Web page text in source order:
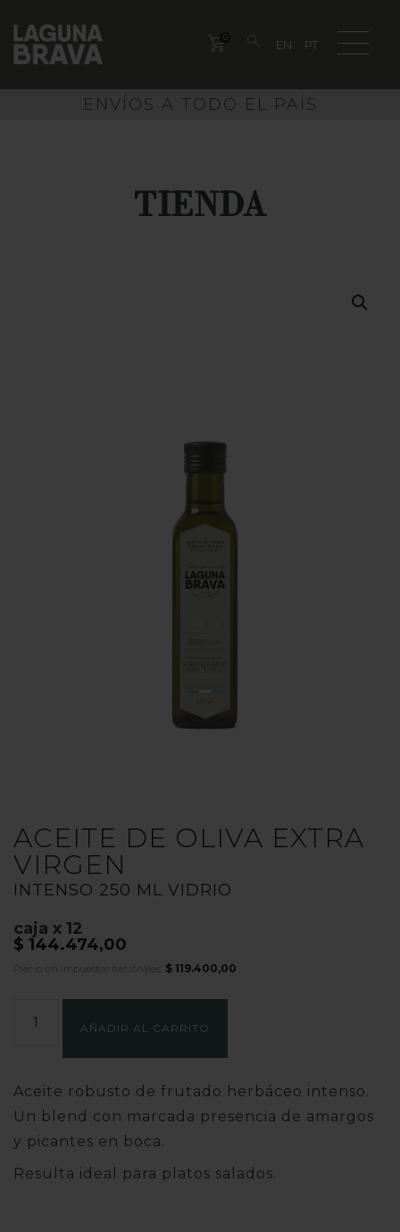
ENVÍOS A TODO EL PAÍS
TIENDA
ACEITE DE OLIVA EXTRA
VIRGEN
INTENSO 250 ML VIDRIO
caja x 12
$ 144.474,00
Precio sin impuestos nacionales: $ 119.400,00
250
AÑADIR AL CARRITO
Aceite robusto de frutado herbáceo intenso.
Un blend con marcada presencia de amargos
y picantes en boca.
Resulta ideal para platos salados.